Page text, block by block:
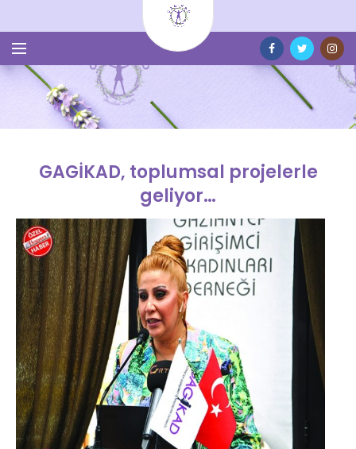
GAGİKAD, toplumsal projelerle
geliyor…